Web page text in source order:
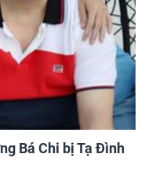
Bá Chi bị Tạ Đình